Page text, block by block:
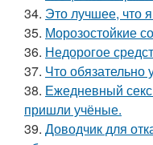
34. Это лучшее, что
35. Морозостойкие
36. Недорогое
37. Что обязательно
38. Ежедневный
пришли учёные.
39. Доводчик для